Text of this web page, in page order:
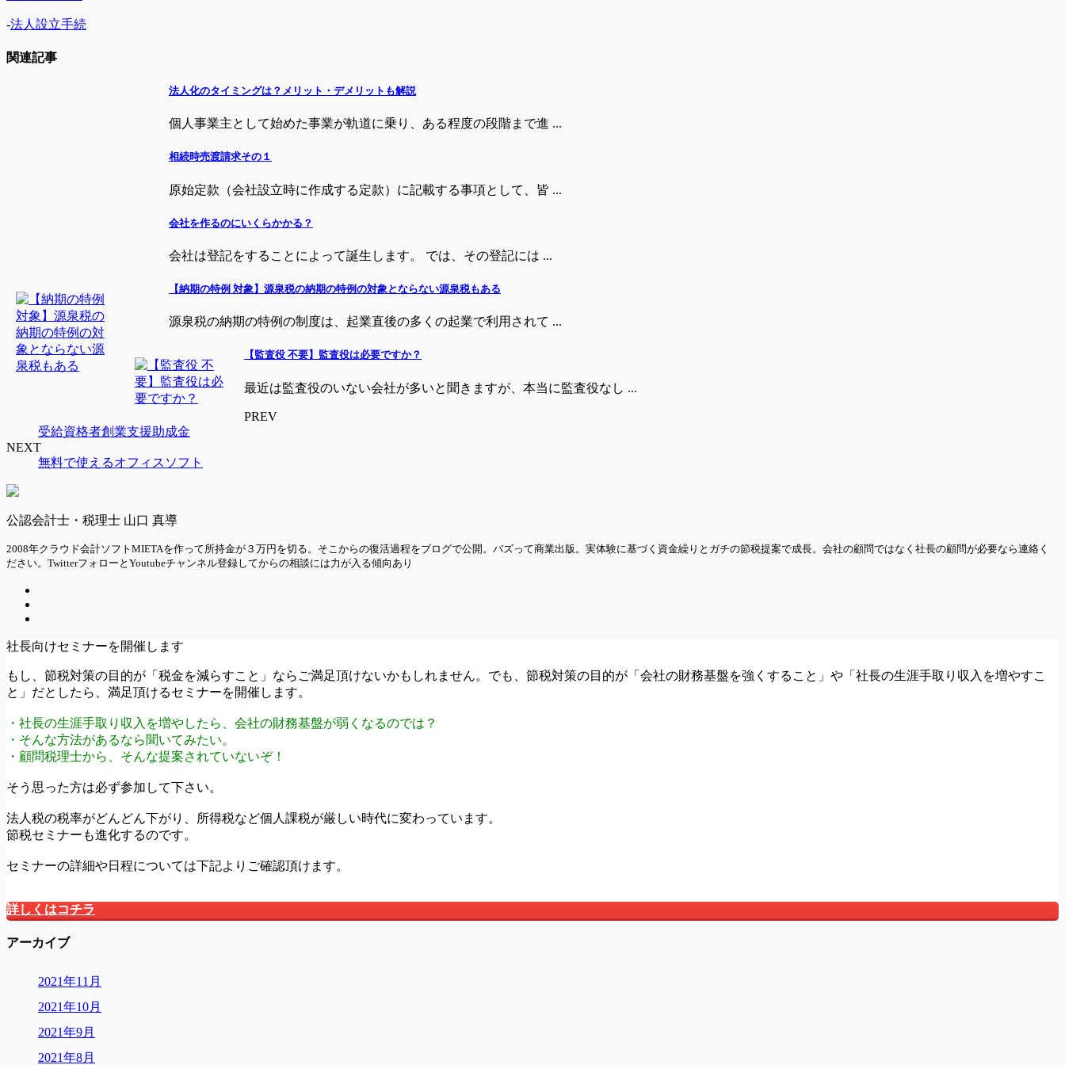
-法人設立手続
関連記事
法人化のタイミングは？メリット・デメリットも解説
個人事業主として始めた事業が軌道に乗り、ある程度の段階まで進 ...
相続時売渡請求その１
原始定款（会社設立時に作成する定款）に記載する事項として、皆 ...
会社を作るのにいくらかかる？
会社は登記をすることによって誕生します。 では、その登記には ...
【納期の特例 対象】源泉税の納期の特例の対象とならない源泉税もある
源泉税の納期の特例の制度は、起業直後の多くの起業で利用されて ...
【監査役 不要】監査役は必要ですか？
最近は監査役のいない会社が多いと聞きますが、本当に監査役なし ...
PREV
受給資格者創業支援助成金
NEXT
無料で使えるオフィスソフト
公認会計士・税理士 山口 真導
2008年クラウド会計ソフトMIETAを作って所持金が３万円を切る。そこからの復活過程をブログで公開。バズって商業出版。実体験に基づく資金繰りとガチの節税提案で成長。会社の顧問ではなく社長の顧問が必要なら連絡く
ださい。TwitterフォローとYoutubeチャンネル登録してからの相談には力が入る傾向あり
社長向けセミナーを開催します
もし、節税対策の目的が「税金を減らすこと」ならご満足頂けないかもしれません。でも、節税対策の目的が「会社の財務基盤を強くすること」や「社長の生涯手取り収入を増やすこ
と」だとしたら、満足頂けるセミナーを開催します。
・社長の生涯手取り収入を増やしたら、会社の財務基盤が弱くなるのでは？
・そんな方法があるなら聞いてみたい。
・顧問税理士から、そんな提案されていないぞ！
そう思った方は必ず参加して下さい。
法人税の税率がどんどん下がり、所得税など個人課税が厳しい時代に変わっています。
節税セミナーも進化するのです。
セミナーの詳細や日程については下記よりご確認頂けます。
詳しくはコチラ
アーカイブ
2021年11月
2021年10月
2021年9月
2021年8月